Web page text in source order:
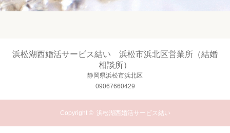
浜松湖西婚活サービス結い 浜松市浜北区営業所（結婚
相談所）
静岡県浜松市浜北区
09067660429
Copyright © 浜松湖西婚活サービス結い